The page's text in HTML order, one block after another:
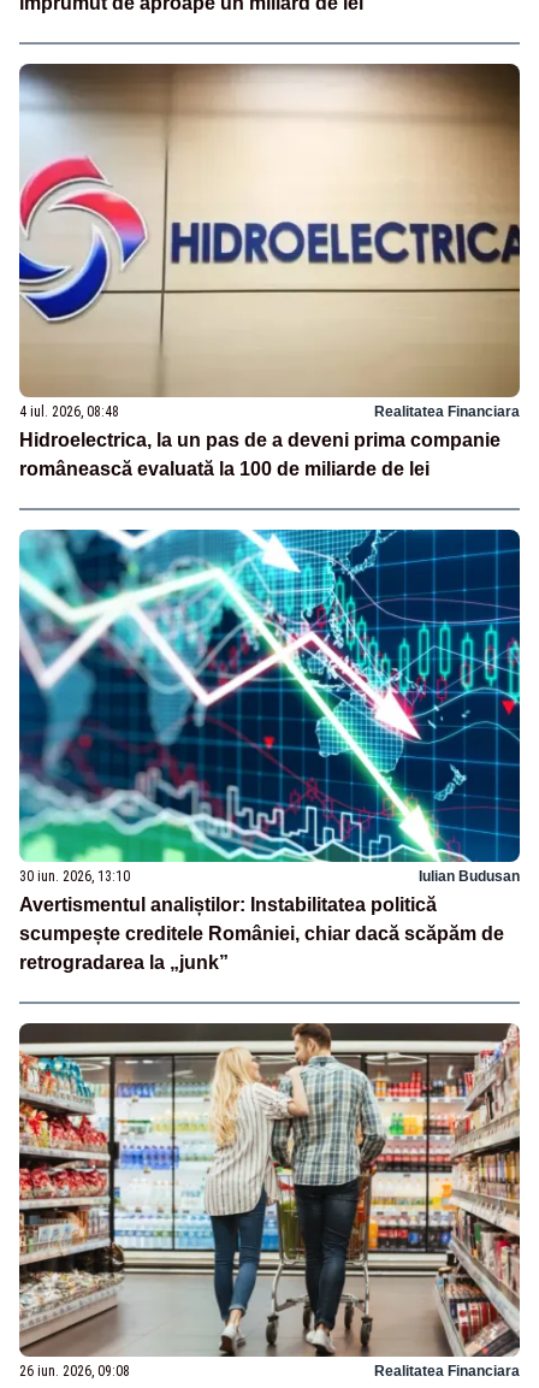
4 iul. 2026, 08:48 Realitatea Financiara
Hidroelectrica, la un pas de a deveni prima companie
românească evaluată la 100 de miliarde de lei
30 iun. 2026, 13:10 Iulian Budusan
Avertismentul analiștilor: Instabilitatea politică
scumpește creditele României, chiar dacă scăpăm de
retrogradarea la „junk”
26 iun. 2026, 09:08 Realitatea Financiara